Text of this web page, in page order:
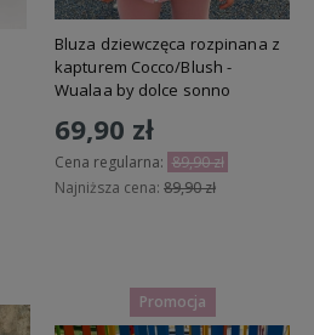
Bluza dziewczęca rozpinana z
kapturem Cocco/Blush -
Wualaa by dolce sonno
69,90 zł
Cena regularna: 89,90 zł
Najniższa cena: 89,90 zł
Promocja